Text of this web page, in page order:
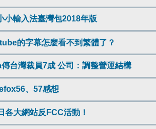
小輸入法臺灣包2018年版
的字幕怎麼看不到繁體了？
台灣裁員7成 公司：調整營運結構
、57感想
各大網站反FCC活動！